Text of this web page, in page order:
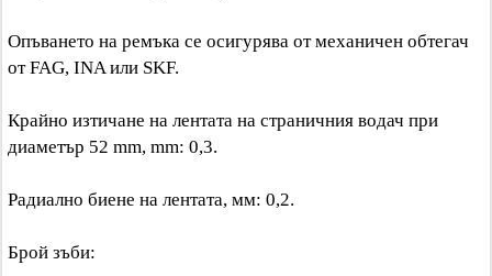
Опъването на ремъка се осигурява от механичен обтегач
от FAG, INA или SKF.
Крайно изтичане на лентата на страничния водач при
диаметър 52 mm, mm: 0,3.
Радиално биене на лентата, мм: 0,2.
Брой зъби: